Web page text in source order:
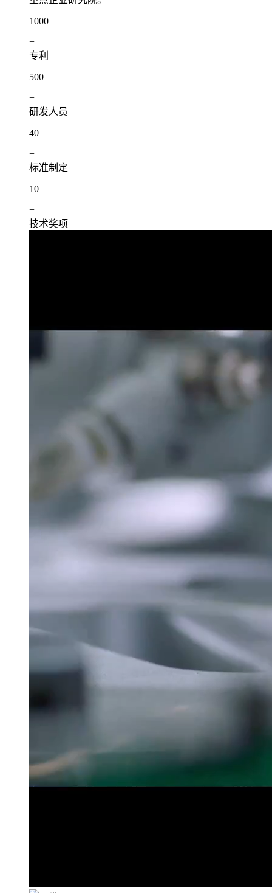
1000
+
专利
500
+
研发人员
40
+
标准制定
10
+
技术奖项